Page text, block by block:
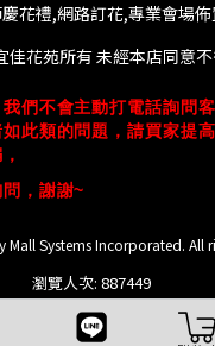
花禮,網路訂花,專業會場
佳花苑所有 未經本店同意
們不會主動打電話詢問
此類的問題，請買家提
，謝謝~
Systems Incorporated. All
瀏覽人次: 887449